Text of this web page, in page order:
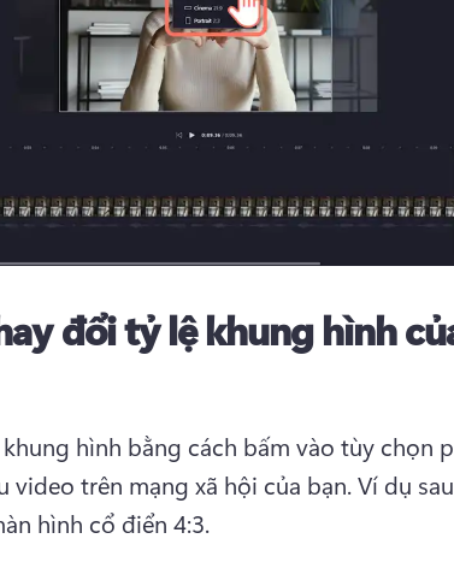
đổi tỷ lệ khung hình
hình bằng cách bấm vào tùy chọn
video trên mạng xã hội của bạn. Ví dụ
hình cổ điển 4:3.